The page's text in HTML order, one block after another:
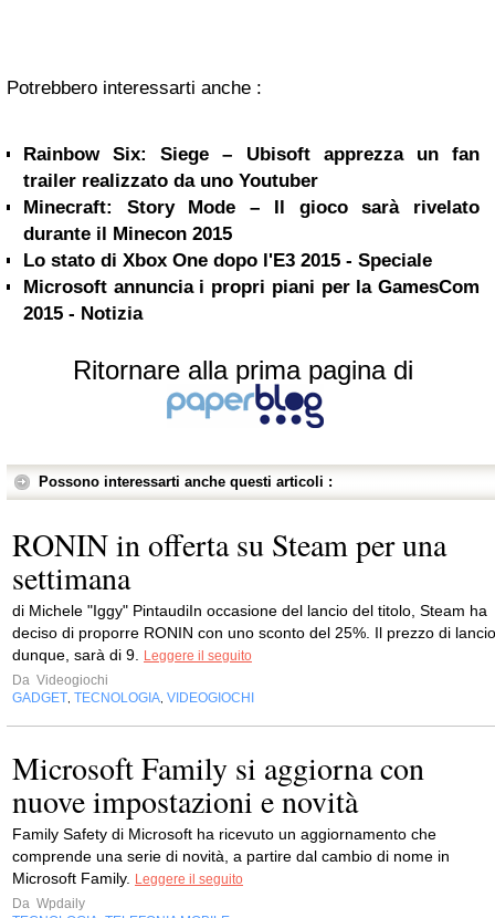
Potrebbero interessarti anche :
Rainbow Six: Siege – Ubisoft apprezza un fan
trailer realizzato da uno Youtuber
Minecraft: Story Mode – Il gioco sarà rivelato
durante il Minecon 2015
Lo stato di Xbox One dopo l'E3 2015 - Speciale
Microsoft annuncia i propri piani per la GamesCom
2015 - Notizia
Ritornare alla prima pagina di
Possono interessarti anche questi articoli :
RONIN in offerta su Steam per una
settimana
di Michele "Iggy" PintaudiIn occasione del lancio del titolo, Steam ha
deciso di proporre RONIN con uno sconto del 25%. Il prezzo di
dunque, sarà di 9.
Leggere il seguito
Da Videogiochi
GADGET TECNOLOGIA VIDEOGIOCHI
Microsoft Family si aggiorna con
nuove impostazioni e novità
Family Safety di Microsoft ha ricevuto un aggiornamento che
comprende una serie di novità, a partire dal cambio di nome in
Microsoft Family. Leggere il seguito
Da Wpdaily